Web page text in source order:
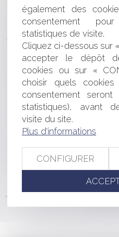
Recours en annulation
d’abrogation : même objet ?
Elections départementales
juin 2021 : quelles seront les
avec le covid-19 ?
Ne pas veiller à la santé
gravement à l’entreprise !
Si une assurance-vie est
doit être incluse dans le calcul
Harcèlement moral et
Bail commercial et travaux
(commerces de restauration)
Recevabilité de la tierce
Les nouveaux seuils de
marchés publics
<<
également des
consentement
statistiques de visite.
Cliquez ci-dessous sur
accepter le dépôt
cookies ou sur «
choisir quels
consentement seront
statistiques), avant
visite du site.
Plus d'informations
CONFIGURER